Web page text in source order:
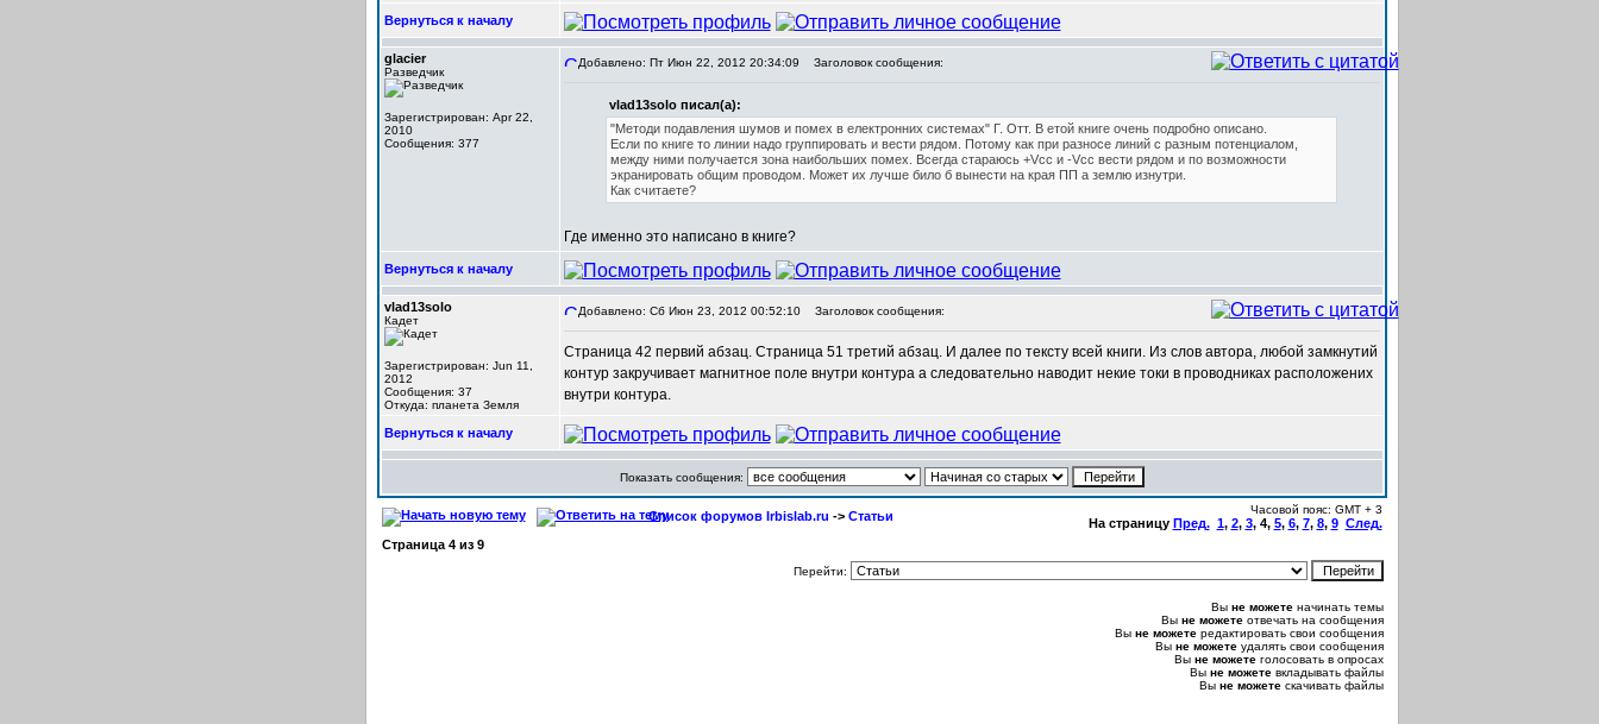
Вернуться к началу
glacier
Разведчик
Зарегистрирован: Apr 22,
2010
Сообщения: 377
Добавлено: Пт Июн 22, 2012 20:34:09 Заголовок сообщения:
vlad13solo писал(а):
"Методи подавления шумов и помех в електронних системах" Г. Отт. В етой книге очень подробно описано.
Если по книге то линии надо группировать и вести рядом. Потому как при разносе линий с разным потенциалом,
между ними получается зона наибольших помех. Всегда стараюсь +Vcc и -Vcc вести рядом и по возможности
экранировать общим проводом. Может их лучше било б вынести на края ПП а землю изнутри.
Как считаете?
Где именно это написано в книге?
Вернуться к началу
vlad13solo
Кадет
Зарегистрирован: Jun 11,
2012
Сообщения: 37
Откуда: планета Земля
Добавлено: Сб Июн 23, 2012 00:52:10 Заголовок сообщения:
Страница 42 первий абзац. Страница 51 третий абзац. И далее по тексту всей книги. Из слов автора, любой замкнутий
контур закручивает магнитное поле внутри контура а следовательно наводит некие токи в проводниках расположених
внутри контура.
Вернуться к началу
Показать сообщения:
Список форумов Irbislab.ru -> Статьи Часовой пояс: GMT + 3
На страницу Пред. 1, 2, 3, 4, 5, 6, 7, 8, 9 След.
Страница 4из 9
Перейти:
Вы не можетеначинать темы
Вы не можетеотвечать на сообщения
Вы не можетередактировать свои сообщения
Вы не можетеудалять свои сообщения
Вы не можетеголосовать в опросах
Вы не можетевкладывать файлы
Вы не можетескачивать файлы